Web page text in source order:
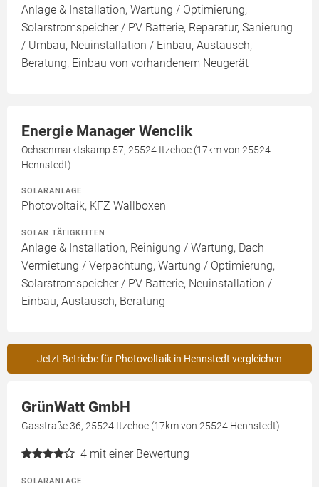
Anlage & Installation, Wartung / Optimierung,
Solarstromspeicher / PV Batterie, Reparatur, Sanierung
/ Umbau, Neuinstallation / Einbau, Austausch,
Beratung, Einbau von vorhandenem Neugerät
Energie Manager Wenclik
Ochsenmarktskamp 57, 25524 Itzehoe (17km von 25524
Hennstedt)
SOLARANLAGE
Photovoltaik, KFZ Wallboxen
SOLAR TÄTIGKEITEN
Anlage & Installation, Reinigung / Wartung, Dach
Vermietung / Verpachtung, Wartung / Optimierung,
Solarstromspeicher / PV Batterie, Neuinstallation /
Einbau, Austausch, Beratung
Jetzt Betriebe für Photovoltaik in Hennstedt vergleichen
GrünWatt GmbH
Gasstraße 36, 25524 Itzehoe (17km von 25524 Hennstedt)
4 mit einer Bewertung
SOLARANLAGE